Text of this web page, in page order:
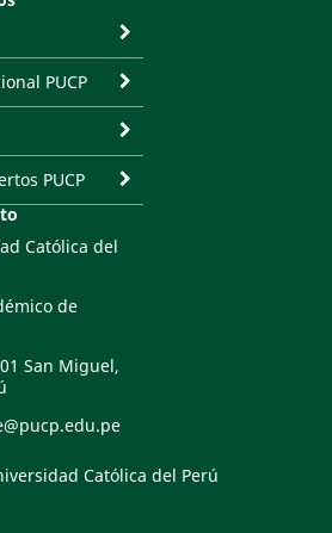
PUCP
PUCP
Católica del
de
San Miguel,
Católica del Perú